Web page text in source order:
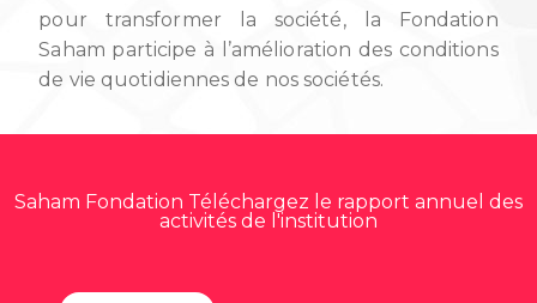
pour transformer la société, la Fondation
Saham participe à l’amélioration des conditions
de vie quotidiennes de nos sociétés.
Saham Fondation Téléchargez le rapport annuel des
activités de l'institution